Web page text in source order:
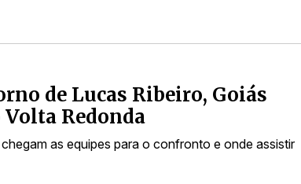
de Lucas Ribeiro, Goiás
Volta Redonda
as equipes para o confronto e onde assistir